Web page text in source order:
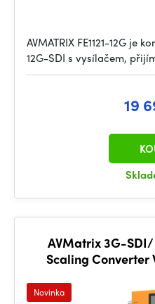
AVMATRIX FE1121-12G je
12G-SDI s vysílačem,
19
AVMatrix 3G-
Scaling Converter
Novinka